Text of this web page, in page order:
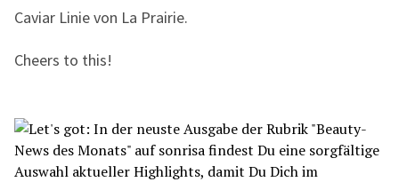
Caviar Linie von La Prairie.
Cheers to this!